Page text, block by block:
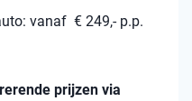
vanaf € 249,- p.p.
prijzen via